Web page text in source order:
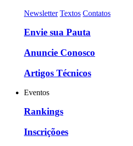
Newsletter Textos Contatos
Envie sua Pauta
Anuncie Conosco
Artigos Técnicos
Eventos
Rankings
Inscriçõoes